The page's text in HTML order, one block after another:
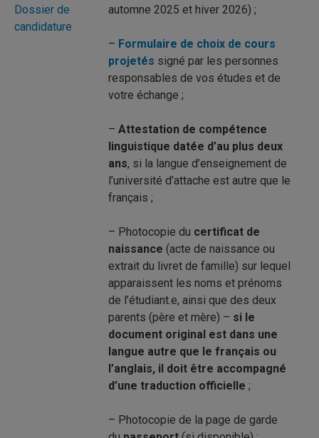
Dossier de
candidature
automne 2025 et hiver 2026) ;
– Formulaire de choix de cours
projetés signé par les personnes
responsables de vos études et de
votre échange ;
– Attestation de compétence
linguistique datée d’au plus deux
ans, si la langue d’enseignement de
l’université d’attache est autre que le
français ;
– Photocopie du certificat de
naissance (acte de naissance ou
extrait du livret de famille) sur lequel
apparaissent les noms et prénoms
de l’étudiant.e, ainsi que des deux
parents (père et mère) – si le
document original est dans une
langue autre que le français ou
l’anglais, il doit être accompagné
d’une traduction officielle ;
– Photocopie de la page de garde